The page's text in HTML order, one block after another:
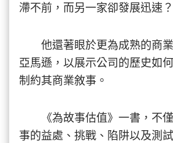
滯不前，而另一家卻發展迅速？
他還著眼於更為成熟的商業
亞馬遜，以展示公司的歷史如
制約其商業敘事。
《為故事估值》一書，不僅
事的益處、挑戰、陷阱以及測